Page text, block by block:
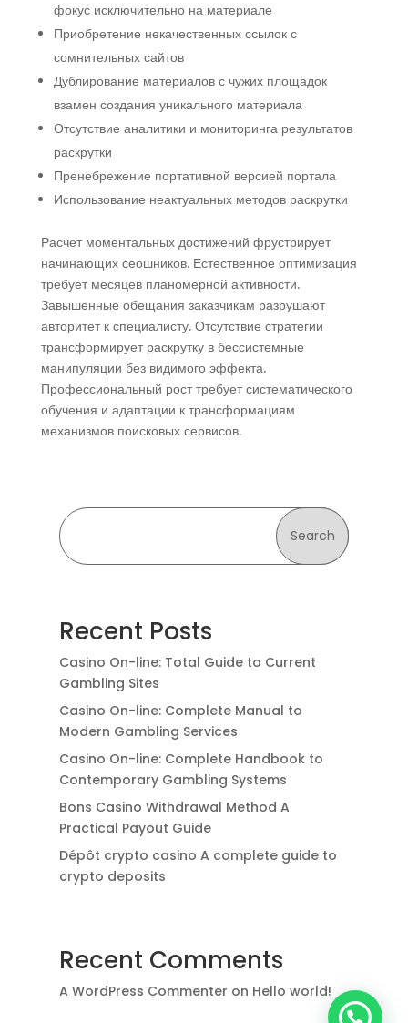
фокус исключительно на материале
Приобретение некачественных ссылок с
сомнительных сайтов
Дублирование материалов с чужих площадок
взамен создания уникального материала
Отсутствие аналитики и мониторинга результатов
раскрутки
Пренебрежение портативной версией портала
Использование неактуальных методов раскрутки
Расчет моментальных достижений фрустрирует
начинающих сеошников. Естественное оптимизация
требует месяцев планомерной активности.
Завышенные обещания заказчикам разрушают
авторитет к специалисту. Отсутствие стратегии
трансформирует раскрутку в бессистемные
манипуляции без видимого эффекта.
Профессиональный рост требует систематического
обучения и адаптации к трансформациям
механизмов поисковых сервисов.
Search
Recent Posts
Casino On-line: Total Guide to Current
Gambling Sites
Casino On-line: Complete Manual to
Modern Gambling Services
Casino On-line: Complete Handbook to
Contemporary Gambling Systems
Bons Casino Withdrawal Method A
Practical Payout Guide
Dépôt crypto casino A complete guide to
crypto deposits
Recent Comments
A WordPress Commenter on Hello world!